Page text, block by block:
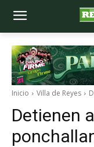
Inicio Villa de Reyes
Detienen